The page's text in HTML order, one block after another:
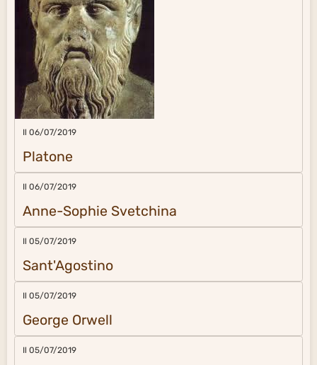
Il 06/07/2019
Platone
Il 06/07/2019
Anne-Sophie Svetchina
Il 05/07/2019
Sant'Agostino
Il 05/07/2019
George Orwell
Il 05/07/2019